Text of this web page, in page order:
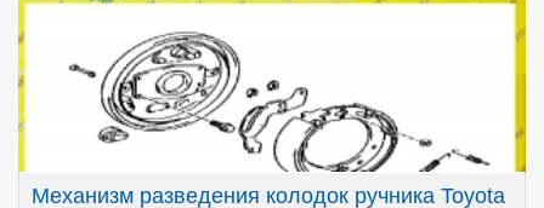
Механизм разведения колодок ручника Toyota